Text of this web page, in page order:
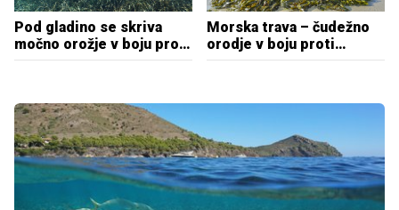
Pod gladino se skriva
močno orožje v boju proti
podnebni krizi
Morska trava – čudežno
orodje v boju proti
podnebnim